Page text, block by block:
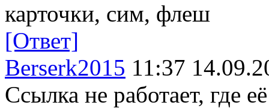
карточки, сим, флеш
[Ответ]
Berserk2015 11:37
Ссылка не работает, где